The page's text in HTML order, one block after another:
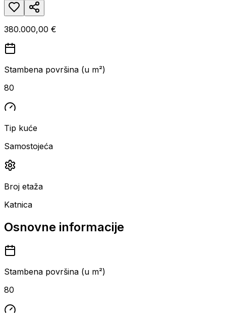
380.000,00 €
Stambena površina (u m²)
80
Tip kuće
Samostojeća
Broj etaža
Katnica
Osnovne informacije
Stambena površina (u m²)
80